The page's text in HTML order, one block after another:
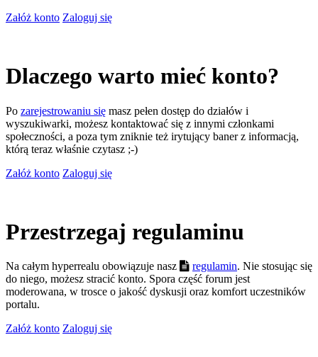
Załóż konto Zaloguj się
Dlaczego warto mieć konto?
Po zarejestrowaniu się masz pełen dostęp do działów i
wyszukiwarki, możesz kontaktować się z innymi członkami
społeczności, a poza tym zniknie też irytujący baner z informacją,
którą teraz właśnie czytasz ;-)
Załóż konto Zaloguj się
Przestrzegaj regulaminu
Na całym hyperrealu obowiązuje nasz regulamin. Nie stosując się
do niego, możesz stracić konto. Spora część forum jest
moderowana, w trosce o jakość dyskusji oraz komfort uczestników
portalu.
Załóż konto Zaloguj się